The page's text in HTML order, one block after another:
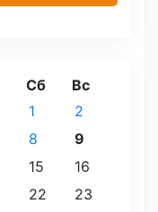
Сб Вс
1
2
8
9
15
16
22
23